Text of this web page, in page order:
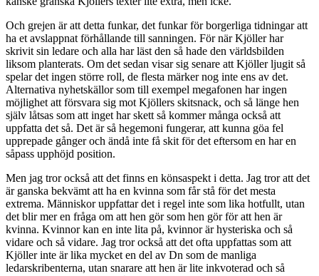
Och grejen är att detta funkar, det funkar för borgerliga tidningar att
ha et avslappnat förhållande till sanningen. För när Kjöller har
skrivit sin ledare och alla har läst den så hade den världsbilden
liksom planterats. Om det sedan visar sig senare att Kjöller ljugit så
spelar det ingen större roll, de flesta märker nog inte ens av det.
Alternativa nyhetskällor som till exempel megafonen har ingen
möjlighet att försvara sig mot Kjöllers skitsnack, och så länge hen
själv låtsas som att inget har skett så kommer många också att
uppfatta det så. Det är så hegemoni fungerar, att kunna göa fel
upprepade gånger och ändå inte få skit för det eftersom en har en
såpass upphöjd position.
Men jag tror också att det finns en könsaspekt i detta. Jag tror att det
är ganska bekvämt att ha en kvinna som får stå för det mesta
extrema. Människor uppfattar det i regel inte som lika hotfullt, utan
det blir mer en fråga om att hen gör som hen gör för att hen är
kvinna. Kvinnor kan en inte lita på, kvinnor är hysteriska och så
vidare och så vidare. Jag tror också att det ofta uppfattas som att
Kjöller inte är lika mycket en del av Dn som de manliga
ledarskribenterna, utan snarare att hen är lite inkvoterad och så